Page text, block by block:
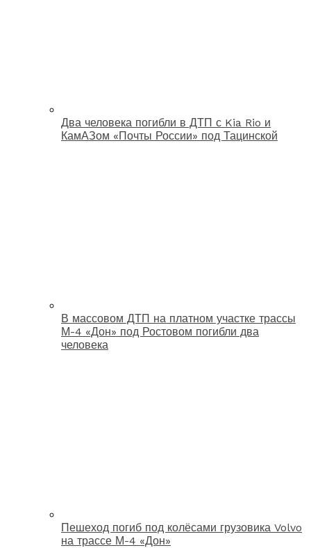
Два человека погибли в ДТП с Kia Rio и
КамАЗом «Почты России» под Тацинской
В массовом ДТП на платном участке трассы
М-4 «Дон» под Ростовом погибли два
человека
Пешеход погиб под колёсами грузовика Volvo
на трассе М-4 «Дон»